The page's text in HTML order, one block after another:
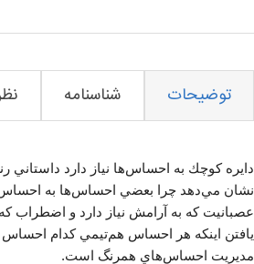
توضیحات شناسنامه
دايره كوچك به احساس‌ها نياز دارد داستاني
نشان مي‌دهد چرا بعضي احساس‌ها به
عصبانيت كه به آرامش نياز دارد و اضطراب كه
يافتن اينكه هر احساس هم‌تيمي كدام
مديريت احساس‌هاي همرنگ است.